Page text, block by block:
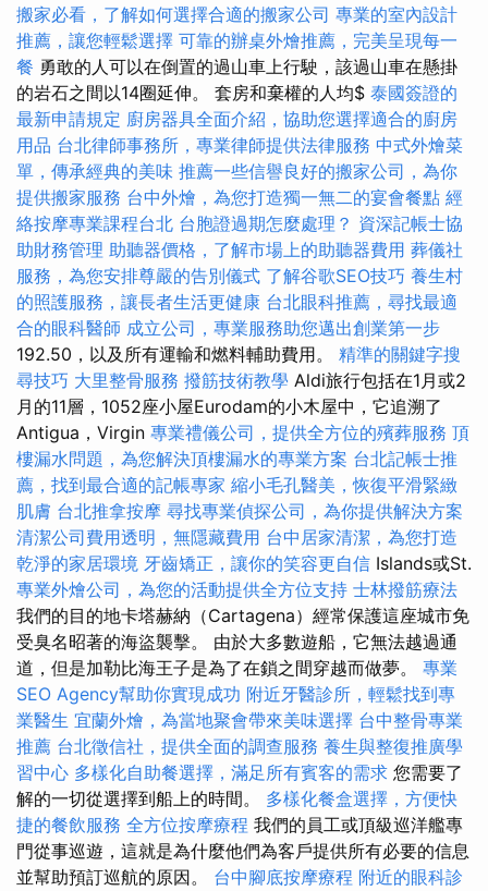
搬家必看，了解如何選擇合適的搬家公司 專業的室內設計
推薦，讓您輕鬆選擇 可靠的辦桌外燴推薦，完美呈現每一
餐 勇敢的人可以在倒置的過山車上行駛，該過山車在懸掛
的岩石之間以14圈延伸。 套房和棄權的人均$ 泰國簽證的
最新申請規定 廚房器具全面介紹，協助您選擇適合的廚房
用品 台北律師事務所，專業律師提供法律服務 中式外燴菜
單，傳承經典的美味 推薦一些信譽良好的搬家公司，為你
提供搬家服務 台中外燴，為您打造獨一無二的宴會餐點 經
絡按摩專業課程台北 台胞證過期怎麼處理？ 資深記帳士協
助財務管理 助聽器價格，了解市場上的助聽器費用 葬儀社
服務，為您安排尊嚴的告別儀式 了解谷歌SEO技巧 養生村
的照護服務，讓長者生活更健康 台北眼科推薦，尋找最適
合的眼科醫師 成立公司，專業服務助您邁出創業第一步
192.50，以及所有運輸和燃料輔助費用。 精準的關鍵字搜
尋技巧 大里整骨服務 撥筋技術教學 Aldi旅行包括在1月或2
月的11層，1052座小屋Eurodam的小木屋中，它追溯了
Antigua，Virgin 專業禮儀公司，提供全方位的殯葬服務 頂
樓漏水問題，為您解決頂樓漏水的專業方案 台北記帳士推
薦，找到最合適的記帳專家 縮小毛孔醫美，恢復平滑緊緻
肌膚 台北推拿按摩 尋找專業偵探公司，為你提供解決方案
清潔公司費用透明，無隱藏費用 台中居家清潔，為您打造
乾淨的家居環境 牙齒矯正，讓你的笑容更自信 Islands或St.
專業外燴公司，為您的活動提供全方位支持 士林撥筋療法
我們的目的地卡塔赫納（Cartagena）經常保護這座城市免
受臭名昭著的海盜襲擊。 由於大多數遊船，它無法越過通
道，但是加勒比海王子是為了在鎖之間穿越而做夢。 專業
SEO Agency幫助你實現成功 附近牙醫診所，輕鬆找到專
業醫生 宜蘭外燴，為當地聚會帶來美味選擇 台中整骨專業
推薦 台北徵信社，提供全面的調查服務 養生與整復推廣學
習中心 多樣化自助餐選擇，滿足所有賓客的需求 您需要了
解的一切從選擇到船上的時間。 多樣化餐盒選擇，方便快
捷的餐飲服務 全方位按摩療程 我們的員工或頂級巡洋艦專
門從事巡遊，這就是為什麼他們為客戶提供所有必要的信息
並幫助預訂巡航的原因。 台中腳底按摩療程 附近的眼科診